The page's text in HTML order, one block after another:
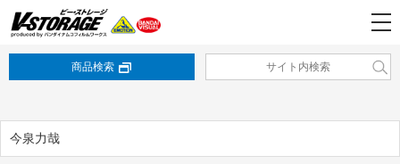
商品検索
今泉力哉